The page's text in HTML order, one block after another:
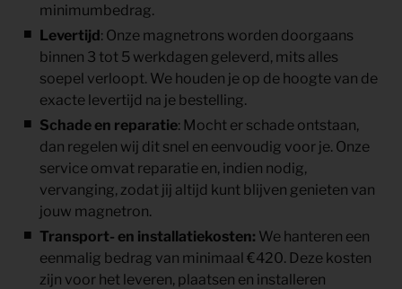
minimumbedrag.
Levertijd: Onze magnetrons worden doorgaans
binnen 3 tot 5 werkdagen geleverd, mits alles
soepel verloopt. We houden je op de hoogte van de
exacte levertijd na je bestelling.
Schade en reparatie: Mocht er schade ontstaan,
dan regelen wij dit snel en eenvoudig voor je. Onze
service omvat reparatie en, indien nodig,
vervanging, zodat jij altijd kunt blijven genieten van
jouw magnetron.
Transport- en installatiekosten: We hanteren een
eenmalig bedrag van minimaal €420. Deze kosten
zijn voor het leveren, plaatsen en installeren